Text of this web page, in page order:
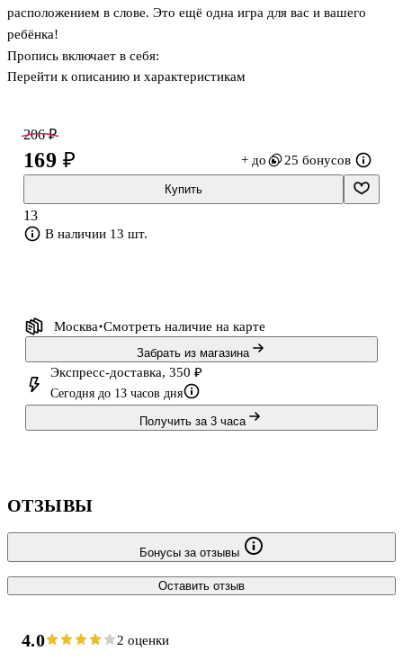
расположением в слове. Это ещё одна игра для вас и вашего
ребёнка!
Пропись включает в себя:
- обучение написанию печатных букв;
развития мелкой моторики;
- задания для формирования навыка чтения;
- задания для развития фонематического восприятия и слуха.
Рядом с каждой буквой расположена картинка, начинающаяся на
эту букву. Она поможет вашему ребёнку в запоминании букв, а
Перейти к описанию и характеристикам
206 ₽
169 ₽ + до 25 бонусов
Купить
13
В наличии 13 шт.
Москва Смотреть наличие на карте
Забрать из магазина
Экспресс-доставка, 350 ₽
Сегодня до 13 часов дня
Получить за 3 часа
ОТЗЫВЫ
Бонусы за отзывы
Оставить отзыв
4.0 2 оценки